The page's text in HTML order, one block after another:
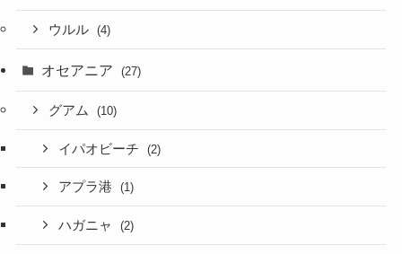
ウルル (4)
オセアニア (27)
グアム (10)
イパオビーチ (2)
アプラ港 (1)
ハガニャ (2)